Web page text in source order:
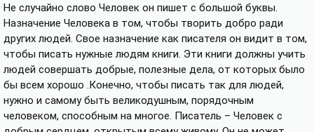
Не случайно слово Человек он пишет с большой буквы.
Назначение Человека в том, чтобы творить добро ради
других людей. Свое назначение как писателя он видит в том,
чтобы писать нужные людям книги. Эти книги должны учить
людей совершать добрые, полезные дела, от которых было
бы всем хорошо .Конечно, чтобы писать так для людей,
нужно и самому быть великодушным, порядочным
человеком, способным на многое. Писатель – Человек с